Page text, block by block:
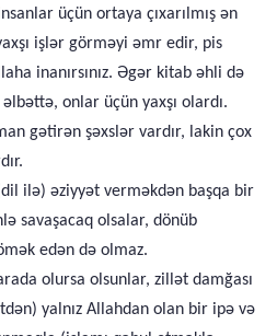
üçün ortaya çıxarılmış ən
işlər görməyi əmr edir, pis
inanırsınız. Əgər kitab əhli də
onlar üçün yaxşı olardı.
gətirən şəxslər vardır, lakin çox
ilə) əziyyət verməkdən başqa bir
savaşacaq olsalar, dönüb
edən də olmaz.
olursa olsunlar, zillət damğası
yalnız Allahdan olan bir ipə və